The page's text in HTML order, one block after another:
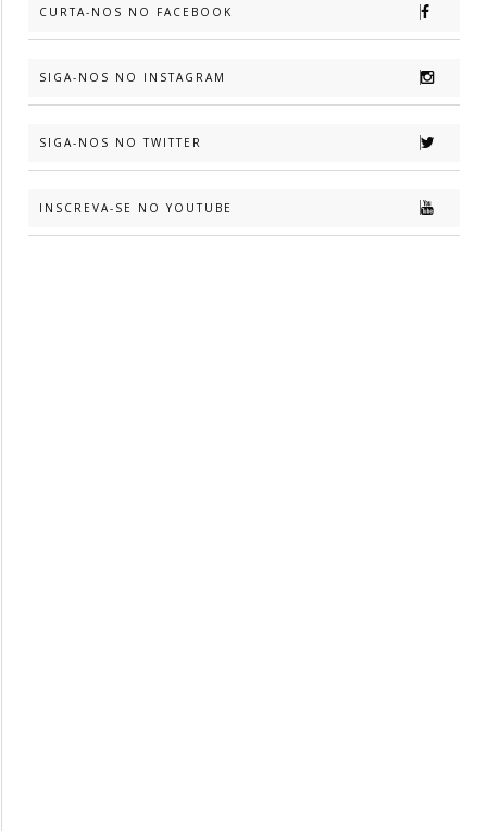
CURTA-NOS NO FACEBOOK
SIGA-NOS NO INSTAGRAM
SIGA-NOS NO TWITTER
INSCREVA-SE NO YOUTUBE